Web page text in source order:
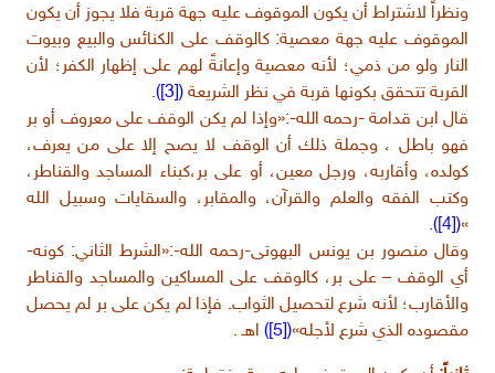
ونظراً لاشتراط أن يكون الموقوف عليه جهة قربة فلا يجوز أن يكون
الموقوف عليه جهة معصية: كالوقف على الكنائس والبيع وبيوت
النار ولو من ذمي؛ لأنه معصية وإعانةً لهم على إظهار الكفر؛ لأن
القربة تتحقق بكونها قربة في نظر الشريعة ([3])
.
قال ابن قدامة -رحمه الله-:«وإذا لم يكن الوقف على معروف أو بر
فهو باطل ، وجملة ذلك أن الوقف لا يصح إلا على من يعرف،
كولده، وأقاربه، ورجل معين، أو على بر،كبناء المساجد والقناطر،
وكتب الفقه والعلم والقرآن، والمقابر، والسقايات وسبيل الله
»
([4])
.
وقال منصور بن يونس البهوتى-رحمه الله-:«الشرط الثاني: كونه-
أي الوقف – على بر، كالوقف على المساكين والمساجد والقناطر
والأقارب؛ لأنه شرع لتحصيل الثواب. فإذا لم يكن على بر لم يحصل
مقصوده الذي شرع لأجله»([5]) اهـ .